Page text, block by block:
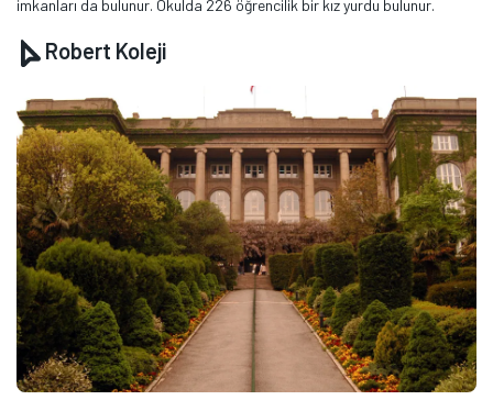
imkanları da bulunur. Okulda 226 öğrencilik bir kız yurdu bulunur.
Robert Koleji